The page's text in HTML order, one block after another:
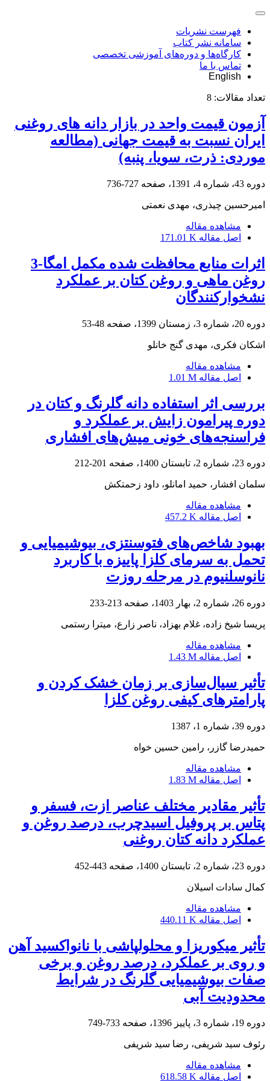
فهرست نشریات
سامانه نشر کتاب
کارگاه‌ها و دوره‌های آموزشی تخصصی
تماس با ما
English
تعداد مقالات: 8
آزمون قیمت واحد در بازار دانه ‌های روغنی
ایران نسبت به قیمت جهانی (مطالعه
موردی: ذرت، سویا، پنبه)
دوره 43، شماره 4، 1391، صفحه 727-736
امیرحسین چیذری، مهدی نعمتی
مشاهده مقاله
اصل مقاله 171.01 K
اثرات منابع محافظت شده مکمل امگا-3
روغن ماهی و روغن کتان بر عملکرد
نشخوارکنندگان
دوره 20، شماره 3، زمستان 1399، صفحه 48-53
اشکان فکری، مهدی گنج خانلو
مشاهده مقاله
اصل مقاله 1.01 M
بررسی اثر استفاده دانه گلرنگ و کتان در
دوره پیرامون زایش بر عملکرد و
فراسنجه‌های خونی میش‌های افشاری
دوره 23، شماره 2، تابستان 1400، صفحه 201-212
سلمان افشار، حمید امانلو، داود زحمتکش
مشاهده مقاله
اصل مقاله 457.2 K
بهبود شاخص‌های فتوسنتزی، بیوشیمیایی و
تحمل به سرمای کلزا پاییزه با کاربرد
نانو‌سلنیوم در مرحله روزت
دوره 26، شماره 2، بهار 1403، صفحه 213-233
پریسا شیخ زاده، غلام بهزاد، ناصر زارع، میترا رستمی
مشاهده مقاله
اصل مقاله 1.43 M
تأثیر سیال‌سازی بر زمان خشک کردن و
پارامترهای کیفی روغن کلزا
دوره 39، شماره 1، 1387
حمیدرضا گازر، رامین حسین خواه
مشاهده مقاله
اصل مقاله 1.83 M
تأثیر مقادیر مختلف عناصر ازت، فسفر و
پتاس بر پروفیل اسیدچرب، درصد روغن و
عملکرد دانه کتان روغنی
دوره 23، شماره 2، تابستان 1400، صفحه 443-452
کمال سادات اسیلان
مشاهده مقاله
اصل مقاله 440.11 K
تأثیر میکوریزا و محلول‏پاشی با نانواکسید آهن
و روی بر عملکرد، درصد روغن و برخی
صفات بیوشیمیایی گلرنگ در شرایط
محدودیت آبی
دوره 19، شماره 3، پاییز 1396، صفحه 733-749
رئوف سید شریفی، رضا سید شریفی
مشاهده مقاله
اصل مقاله 618.58 K